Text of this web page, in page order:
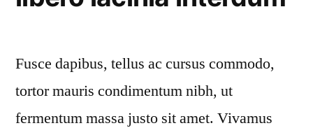
Fusce dapibus, tellus ac cursus commodo,
tortor mauris condimentum nibh, ut
fermentum massa justo sit amet. Vivamus